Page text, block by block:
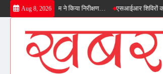
Skip
to
Aug 8, 2026
का डीएम ने किया निरीक्षण… एसआईआर शिविरों का डीएम ने